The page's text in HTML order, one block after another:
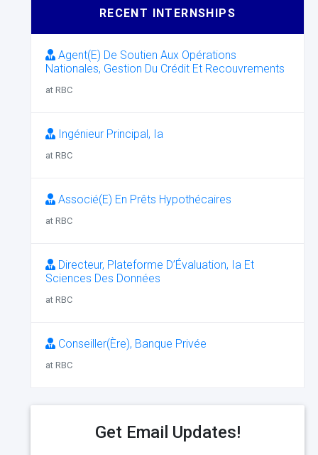
RECENT INTERNSHIPS
Agent(E) De Soutien Aux Opérations
Nationales, Gestion Du Crédit Et Recouvrements
at RBC
Ingénieur Principal, Ia
at RBC
Associé(E) En Prêts Hypothécaires
at RBC
Directeur, Plateforme D’Évaluation, Ia Et
Sciences Des Données
at RBC
Conseiller(Ère), Banque Privée
at RBC
Get Email Updates!